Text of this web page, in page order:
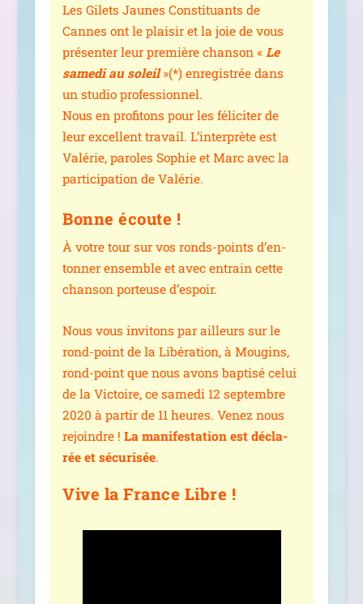
Les Gilets Jaunes Constituants de
Cannes ont le plai­sir et la joie de vous
pré­sen­ter leur pre­mière chan­son « Le
same­di au soleil»(*) enre­gis­trée dans
un stu­dio pro­fes­sion­nel.
Nous en pro­fi­tons pour les féli­ci­ter de
leur excellent tra­vail. L’interprète est
Valérie, paroles Sophie et Marc avec la
par­ti­ci­pa­tion de Valérie.
Bonne écoute !
À votre tour sur vos ronds-points d’en­
ton­ner ensemble et avec entrain cette
chan­son por­teuse d’espoir.
Nous vous invi­tons par ailleurs sur le
rond-point de la Libération, à Mougins,
rond-point que nous avons bap­ti­sé celui
de la Victoire, ce same­di 12 sep­tembre
2020 à par­tir de 11 heures. Venez nous
rejoindre !La mani­fes­ta­tion est décla­
rée et sécu­ri­sée.
Vive la France Libre !